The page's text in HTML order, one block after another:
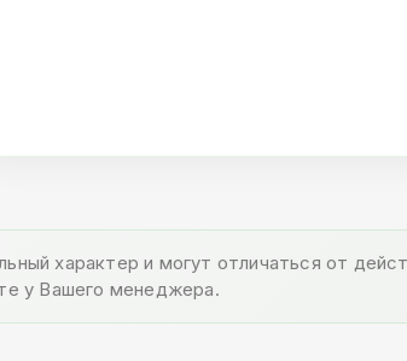
характер и могут отличаться от
у Вашего менеджера.